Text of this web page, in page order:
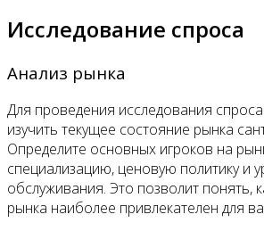
Исследование спроса
Анализ рынка
Для проведения исследования
изучить текущее состояние рынка
Определите основных игроков на
специализацию, ценовую политику и
обслуживания. Это позволит понять,
рынка наиболее привлекателен для